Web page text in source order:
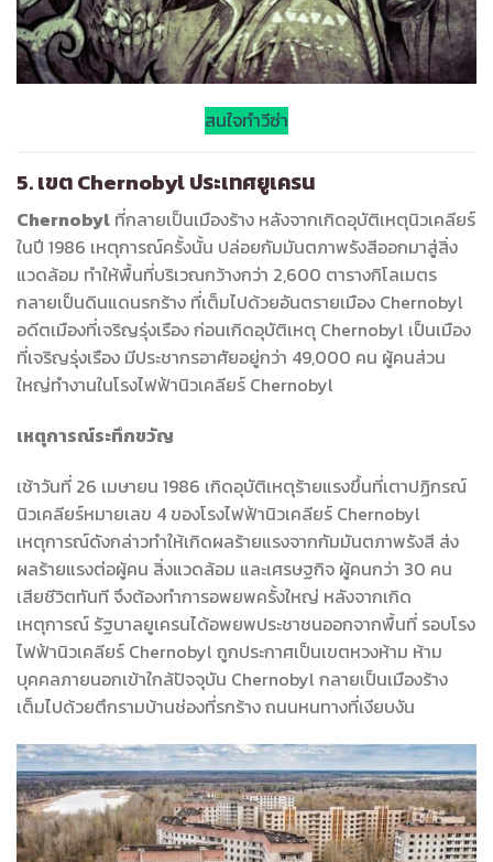
สนใจทำวีซ่า
5.เขต Chernobyl ประเทศยูเครน
Chernobyl ที่กลายเป็นเมืองร้าง หลังจากเกิดอุบัติเหตุนิวเคลียร์
ในปี 1986 เหตุการณ์ครั้งนั้น ปล่อยกัมมันตภาพรังสีออกมาสู่สิ่ง
แวดล้อม ทำให้พื้นที่บริเวณกว้างกว่า 2,600 ตารางกิโลเมตร
กลายเป็นดินแดนรกร้าง ที่เต็มไปด้วยอันตรายเมือง Chernobyl
อดีตเมืองที่เจริญรุ่งเรือง ก่อนเกิดอุบัติเหตุ Chernobyl เป็นเมือง
ที่เจริญรุ่งเรือง มีประชากรอาศัยอยู่กว่า 49,000 คน ผู้คนส่วน
ใหญ่ทำงานในโรงไฟฟ้านิวเคลียร์ Chernobyl
เหตุการณ์ระทึกขวัญ
เช้าวันที่ 26 เมษายน 1986 เกิดอุบัติเหตุร้ายแรงขึ้นที่เตาปฏิกรณ์
นิวเคลียร์หมายเลข 4 ของโรงไฟฟ้านิวเคลียร์ Chernobyl
เหตุการณ์ดังกล่าวทำให้เกิดผลร้ายแรงจากกัมมันตภาพรังสี ส่ง
ผลร้ายแรงต่อผู้คน สิ่งแวดล้อม และเศรษฐกิจ ผู้คนกว่า 30 คน
เสียชีวิตทันที จึงต้องทำการอพยพครั้งใหญ่ หลังจากเกิด
เหตุการณ์ รัฐบาลยูเครนได้อพยพประชาชนออกจากพื้นที่ รอบโรง
ไฟฟ้านิวเคลียร์ Chernobyl ถูกประกาศเป็นเขตหวงห้าม ห้าม
บุคคลภายนอกเข้าใกล้ปัจจุบัน Chernobyl กลายเป็นเมืองร้าง
เต็มไปด้วยตึกรามบ้านช่องที่รกร้าง ถนนหนทางที่เงียบงัน